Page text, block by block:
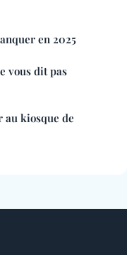
en 2025
vous dit pas
au kiosque de